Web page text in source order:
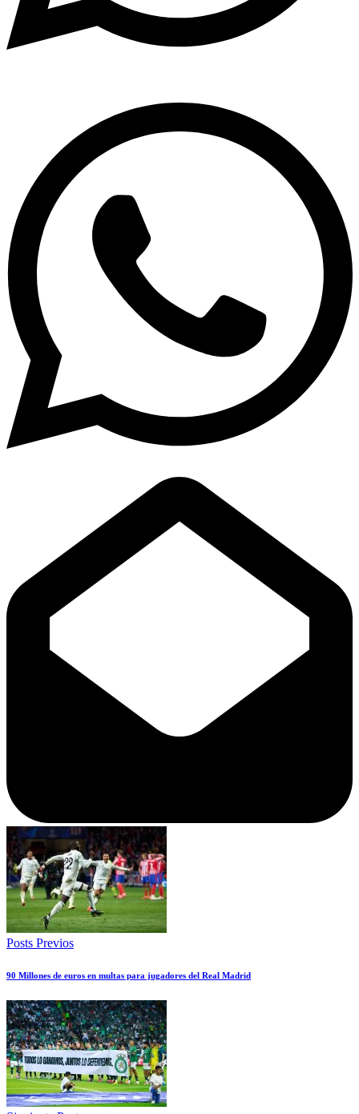
Posts Previos
90 Millones de euros en multas para jugadores del Real Madrid